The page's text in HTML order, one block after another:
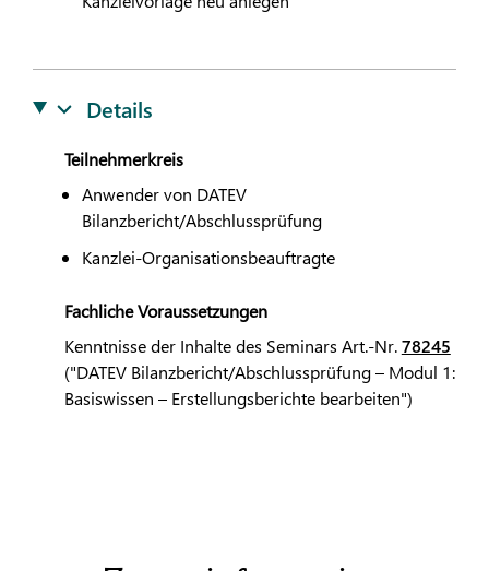
Details
Teilnehmerkreis
Anwender von DATEV
Bilanzbericht/Abschlussprüfung
Kanzlei-Organisationsbeauftragte
Fachliche Voraussetzungen
Kenntnisse der Inhalte des Seminars Art.-Nr.78245
("DATEVBilanzbericht/Abschlussprüfung – Modul 1:
Basiswissen – Erstellungsberichte bearbeiten")